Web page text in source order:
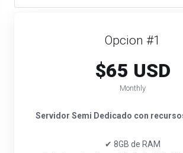
Opcion #1
$65 USD
Monthly
Servidor Semi Dedicado con
✔ 8GB de RAM